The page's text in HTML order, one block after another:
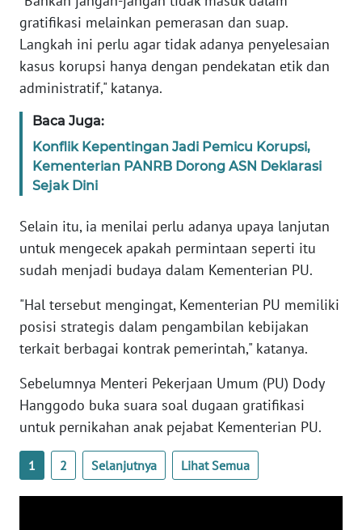
gratifikasi melainkan pemerasan dan suap.
Langkah ini perlu agar tidak adanya penyelesaian
kasus korupsi hanya dengan pendekatan etik dan
administratif," katanya.
Baca Juga:
Konflik Kepentingan Jadi Pemicu Korupsi,
Kementerian PANRB Dorong ASN Deklarasi
Sejak Dini
Selain itu, ia menilai perlu adanya upaya lanjutan
untuk mengecek apakah permintaan seperti itu
sudah menjadi budaya dalam Kementerian PU.
"Hal tersebut mengingat, Kementerian PU memiliki
posisi strategis dalam pengambilan kebijakan
terkait berbagai kontrak pemerintah," katanya.
Sebelumnya Menteri Pekerjaan Umum (PU) Dody
Hanggodo buka suara soal dugaan gratifikasi
untuk pernikahan anak pejabat Kementerian PU.
1 2 Selanjutnya Lihat Semua
SUMUT
WN
WN
JABAR
WN
BANTEN
WN
NTT
WN
PAPUA
WN
PAPUA
BARAT
WN